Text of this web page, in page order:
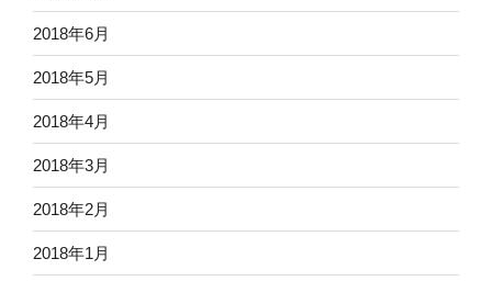
2018年6月
2018年5月
2018年4月
2018年3月
2018年2月
2018年1月